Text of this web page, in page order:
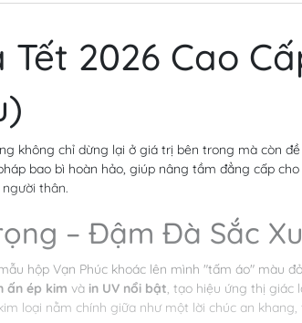
2026 Cao
không chỉ dừng lại ở giá trị bên trong mà còn
bao bì hoàn hảo, giúp nâng tầm đẳng cấp
thân.
– Đậm Đà Sắc
hộp Vạn Phúc khoác lên mình "tấm áo" màu
ấn ép kim và in UV nổi bật, tạo hiệu ứng thị giác
loại nằm chính giữa như một lời chúc an